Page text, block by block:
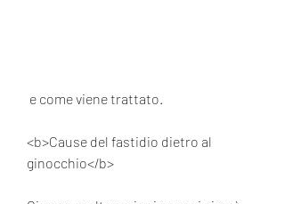
e come viene trattato.
<b>Cause del fastidio dietro al
ginocchio</b>